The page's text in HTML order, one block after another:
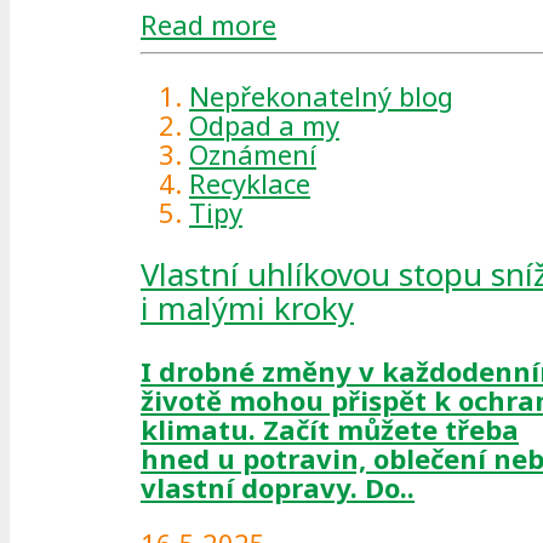
Read more
Nepřekonatelný blog
Odpad a my
Oznámení
Recyklace
Tipy
Vlastní uhlíkovou stopu
i malými kroky
I drobné změny v
životě mohou přispět k
klimatu. Začít můžete třeba
hned u potravin, oblečení
vlastní dopravy. Do..